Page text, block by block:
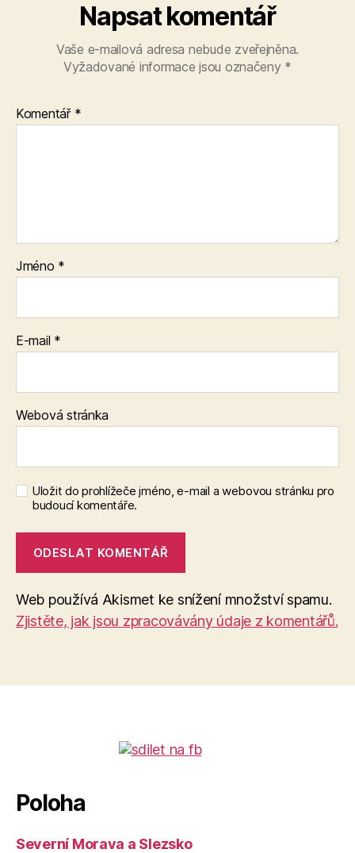
Napsat komentář
Vaše e-mailová adresa nebude zveřejněna.
Vyžadované informace jsou označeny *
Komentář *
Jméno *
E-mail *
Webová stránka
Uložit do prohlížeče jméno, e-mail a webovou stránku pro
budoucí komentáře.
Web používá Akismet ke snížení množství spamu.
Zjistěte, jak jsou zpracovávány údaje z komentářů.
Poloha
Severní Morava a Slezsko